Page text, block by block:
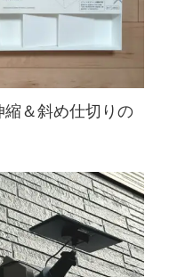
縮＆斜め仕切りの